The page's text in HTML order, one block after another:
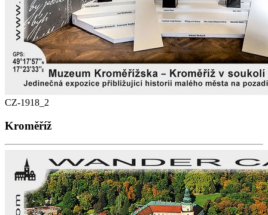
CZ-1918_2
Kroměříž